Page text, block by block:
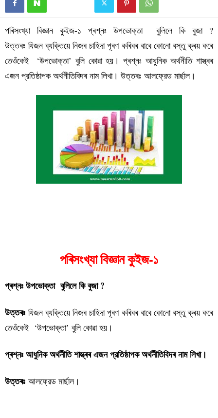
পৰিসংখ্যা বিজ্ঞান কুইজ-১ প্ৰশ্নঃ উপভোক্তা বুলিলে কি বুজা ?
উত্তৰঃ যিজন ব্যক্তিয়ে নিজৰ চাহিদা পূৰণ কৰিবৰ বাবে কোনো বস্তু ক্ৰয় কৰে
তেওঁকেই ‘উপভোক্তা’ বুলি কোৱা হয়।প্ৰশ্নঃ আধুনিক অৰ্থনীতি শাস্ত্ৰৰ
এজন প্রতিষ্ঠাপক অৰ্থনীতিবিদৰ নাম লিখা। উত্তৰঃ আলফ্রেড মাৰ্ছাল।
পৰিসংখ্যা বিজ্ঞান কুইজ-১
প্ৰশ্নঃ উপভোক্তা বুলিলে কি বুজা ?
উত্তৰঃ যিজন ব্যক্তিয়ে নিজৰ চাহিদা পূৰণ কৰিবৰ বাবে কোনো বস্তু ক্ৰয় কৰে
তেওঁকেই ‘উপভোক্তা’ বুলি কোৱা হয়।
প্ৰশ্নঃ আধুনিক অৰ্থনীতি শাস্ত্ৰৰ এজন প্রতিষ্ঠাপক অৰ্থনীতিবিদৰ নাম লিখা।
উত্তৰঃ আলফ্রেড মাৰ্ছাল।